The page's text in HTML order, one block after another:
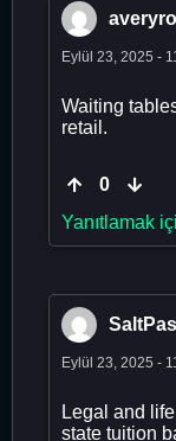
Eylül 23, 2025 -
Waiting
retail.
0
Yanıtlamak
Eylül 23, 2025 -
Legal and
state tuition